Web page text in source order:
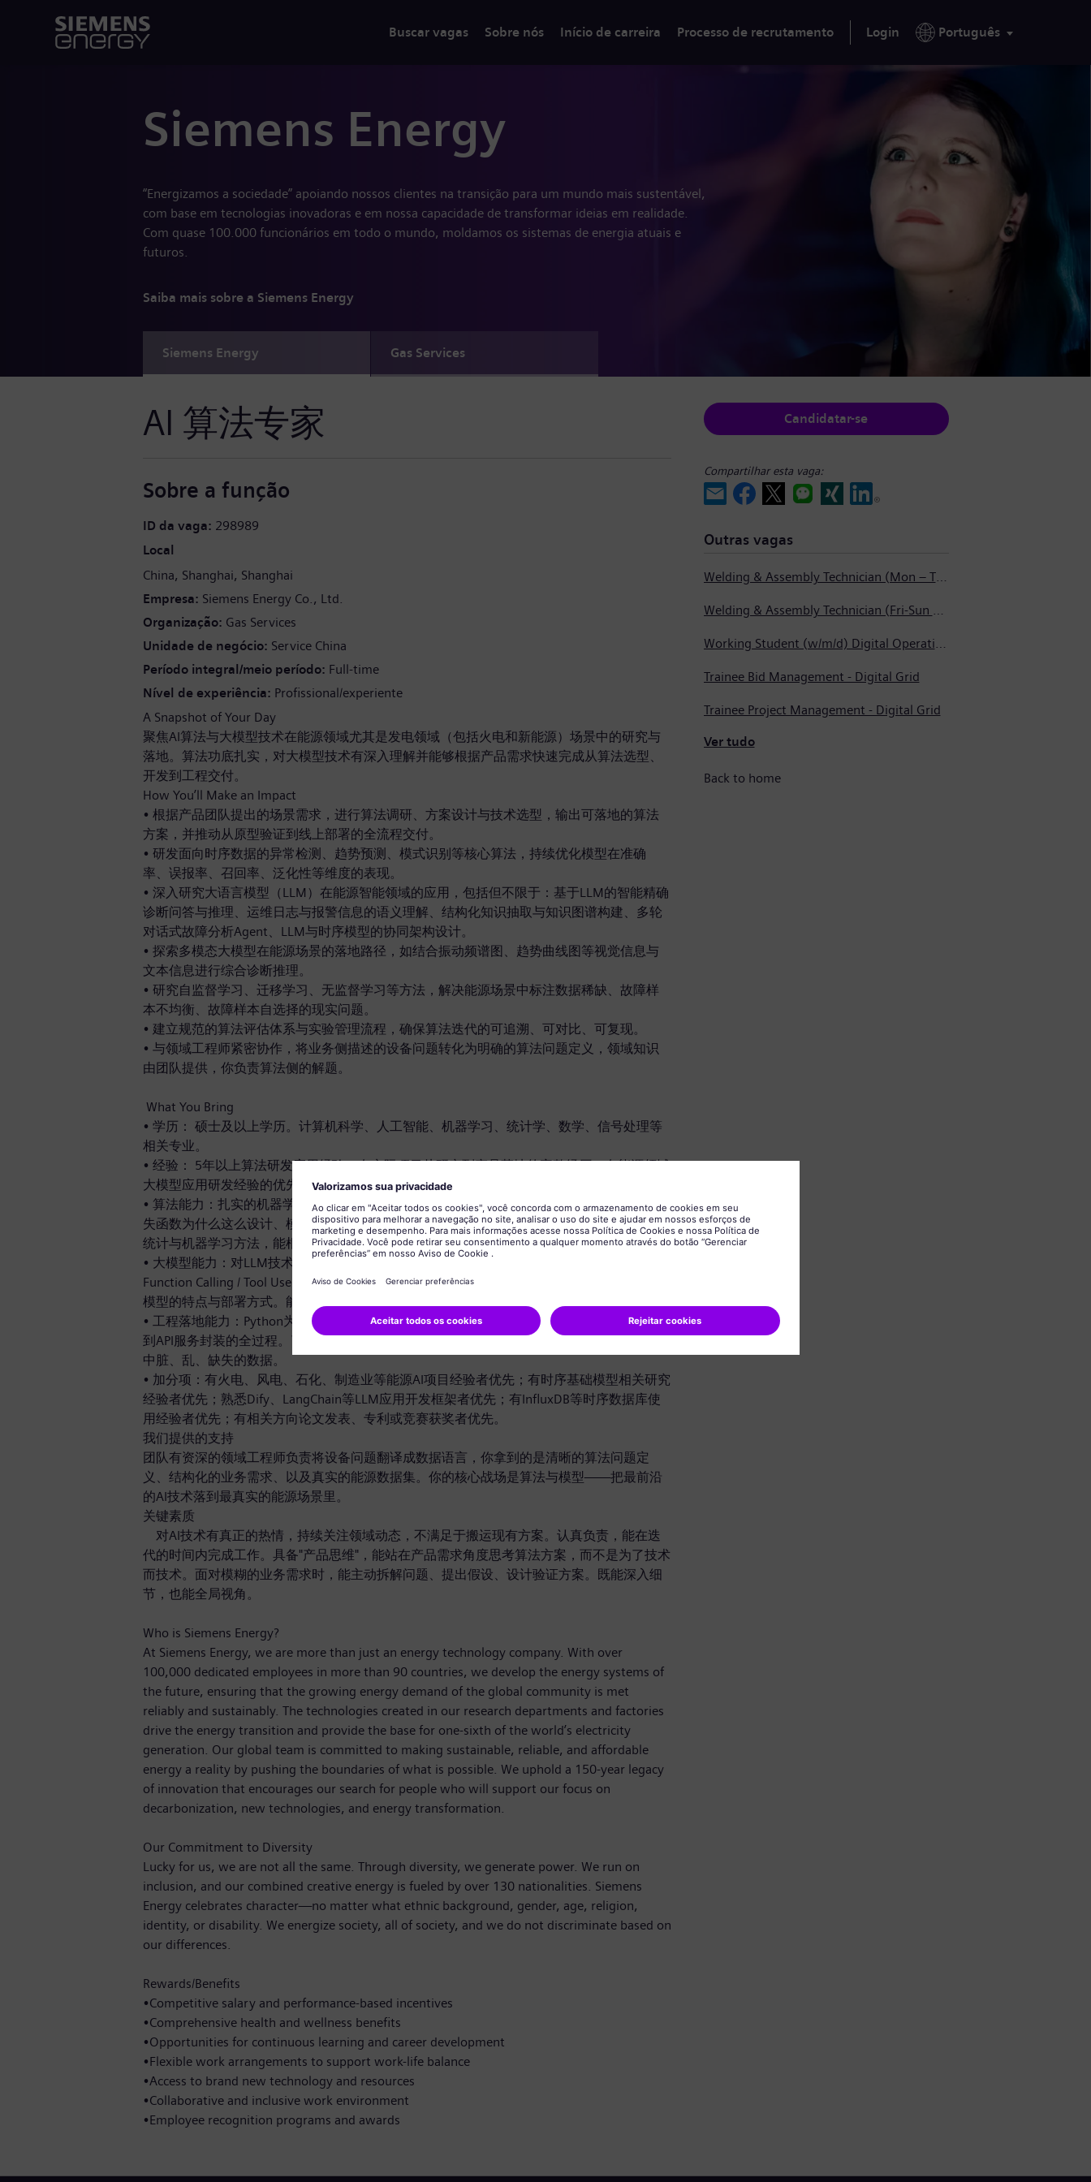
Buscar vagas Sobre nós Início de carreira Processo de recrutamento Login Português
Siemens Energy
“Energizamos a sociedade” apoiando nossos clientes na transição para um mundo mais sustentável,
com base em tecnologias inovadoras e em nossa capacidade de transformar ideias em realidade.
Com quase 100.000 funcionários em todo o mundo, moldamos os sistemas de energia atuais e
futuros.
Saiba mais sobre a Siemens Energy
Siemens Energy Gas Services
AI 算法专家
Sobre a função
ID da vaga 298989
Local
China Shanghai Shanghai
Empresa Siemens Energy Co., Ltd.
Organização Gas Services
Unidade de negócio Service China
Período integral/meio período Full-time
Nível de experiência Profissional/experiente
A Snapshot of Your Day
聚焦AI算法与大模型技术在能源领域尤其是发电领域（包括火电和新能源）场景中的研究与
落地。算法功底扎实，对大模型技术有深入理解并能够根据产品需求快速完成从算法选型、
开发到工程交付。
How You’ll Make an Impact
• 根据产品团队提出的场景需求，进行算法调研、方案设计与技术选型，输出可落地的算法
方案，并推动从原型验证到线上部署的全流程交付。
• 研发面向时序数据的异常检测、趋势预测、模式识别等核心算法，持续优化模型在准确
率、误报率、召回率、泛化性等维度的表现。
• 深入研究大语言模型（LLM）在能源智能领域的应用，包括但不限于：基于LLM的智能精确
诊断问答与推理、运维日志与报警信息的语义理解、结构化知识抽取与知识图谱构建、多轮
对话式故障分析Agent、LLM与时序模型的协同架构设计。
• 探索多模态大模型在能源场景的落地路径，如结合振动频谱图、趋势曲线图等视觉信息与
文本信息进行综合诊断推理。
• 研究自监督学习、迁移学习、无监督学习等方法，解决能源场景中标注数据稀缺、故障样
本不均衡、故障样本自选择的现实问题。
• 建立规范的算法评估体系与实验管理流程，确保算法迭代的可追溯、可对比、可复现。
• 与领域工程师紧密协作，将业务侧描述的设备问题转化为明确的算法问题定义，领域知识
由团队提供，你负责算法侧的解题。
What You Bring
• 学历： 硕士及以上学历。计算机科学、人工智能、机器学习、统计学、数学、信号处理等
相关专业。
• 经验： 5年以上算法研发应用经验，有实际项目从研究到产品落地的完整经历。有能源领域
大模型应用研发经验的优先。
• 算法能力：扎实的机器学习与深度学习理论基础，不是只会调用框架API，而是能讲清楚损
失函数为什么这么设计、模型为什么在这个场景下失效。熟练掌握时序分析相关方法，以及
统计与机器学习方法，能根据问题特点选择合适的技术路线。
• 大模型能力：对LLM技术栈有体系化理解，包括Prompt Engineering、RAG、Fine-tuning、
Function Calling / Tool Use、Agent架构。有实际的LLM应用开发或微调经验，了解主流开源
模型的特点与部署方式。能够设计LLM与传统算法模型的协同方案。
• 工程落地能力：Python为主力语言，PyTorch熟练使用。能独立完成模型训练、评估、优化
到API服务封装的全过程。了解模型部署相关技术。有基本的数据处理能力，能应对真实世界
中脏、乱、缺失的数据。
• 加分项：有火电、风电、石化、制造业等能源AI项目经验者优先；有时序基础模型相关研究
经验者优先；熟悉Dify、LangChain等LLM应用开发框架者优先；有InfluxDB等时序数据库使
用经验者优先；有相关方向论文发表、专利或竞赛获奖者优先。
我们提供的支持
团队有资深的领域工程师负责将设备问题翻译成数据语言，你拿到的是清晰的算法问题定
义、结构化的业务需求、以及真实的能源数据集。你的核心战场是算法与模型——把最前沿
的AI技术落到最真实的能源场景里。
关键素质
对AI技术有真正的热情，持续关注领域动态，不满足于搬运现有方案。认真负责，能在迭
代的时间内完成工作。具备"产品思维"，能站在产品需求角度思考算法方案，而不是为了技术
而技术。面对模糊的业务需求时，能主动拆解问题、提出假设、设计验证方案。既能深入细
节，也能全局视角。
Who is Siemens Energy?
At Siemens Energy, we are more than just an energy technology company. With over
100,000 dedicated employees in more than 90 countries, we develop the energy systems of
the future, ensuring that the growing energy demand of the global community is met
reliably and sustainably. The technologies created in our research departments and factories
drive the energy transition and provide the base for one-sixth of the world’s electricity
generation. Our global team is committed to making sustainable, reliable, and affordable
energy a reality by pushing the boundaries of what is possible. We uphold a 150-year legacy
of innovation that encourages our search for people who will support our focus on
decarbonization, new technologies, and energy transformation.
Our Commitment to Diversity
Lucky for us, we are not all the same. Through diversity, we generate power. We run on
inclusion, and our combined creative energy is fueled by over 130 nationalities. Siemens
Energy celebrates character—no matter what ethnic background, gender, age, religion,
identity, or disability. We energize society, all of society, and we do not discriminate based on
our differences.
Rewards/Benefits
•Competitive salary and performance-based incentives
•Comprehensive health and wellness benefits
•Opportunities for continuous learning and career development
•Flexible work arrangements to support work-life balance
•Access to brand new technology and resources
•Collaborative and inclusive work environment
•Employee recognition programs and awards
Candidatar-se
Compartilhar esta vaga:
Outras vagas
Welding & Assembly Technician (Mon – Thurs 3:45pm – 2:15am)
Welding & Assembly Technician (Fri-Sun 5:30pm – 6:00am)
Working Student (w/m/d) Digital Operations Support
Trainee Bid Management - Digital Grid
Trainee Project Management - Digital Grid
Ver tudo
Back to home